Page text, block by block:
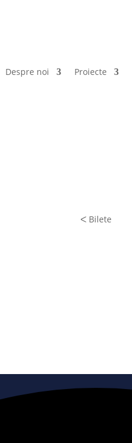
Despre noi Proiecte
ᐸ Bilete